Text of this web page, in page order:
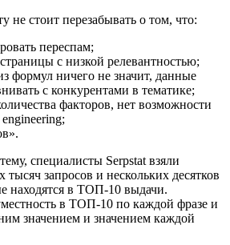
не стоит перезабывать о том, что:
переспам;
с низкой релевантностью;
формул ничего не значит, данные
с конкурентами в тематике;
факторов, нет возможности
специалисты Serpstat взяли
тысяч запросов и нескольких десятков
находятся в ТОП-10 выдачи.
в ТОП-10 по каждой фразе и
значением и значением каждой